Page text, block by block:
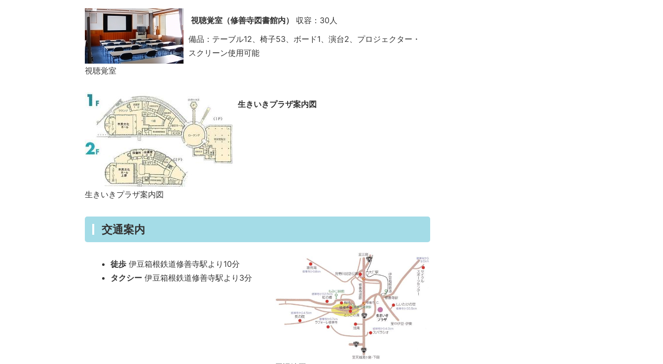
視聴覚室
視聴覚室（修善寺図書館内）
収容：30人
備品：テーブル12、椅子53、ボード1、演台2、プロジェクター・
スクリーン使用可能
生きいきプラザ案内図
生きいきプラザ案内図
交通案内
徒歩 伊豆箱根鉄道修善寺駅より10分
タクシー 伊豆箱根鉄道修善寺駅より3分